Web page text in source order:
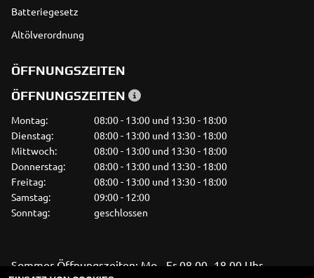
Batteriegesetz
Altölverordnung
ÖFFNUNGSZEITEN
ÖFFNUNGSZEITEN
Montag:
08:00 - 13:00 und 13:30 - 18:00
Dienstag:
08:00 - 13:00 und 13:30 - 18:00
Mittwoch:
08:00 - 13:00 und 13:30 - 18:00
Donnerstag:
08:00 - 13:00 und 13:30 - 18:00
Freitag:
08:00 - 13:00 und 13:30 - 18:00
Samstag:
09:00 - 12:00
Sonntag:
geschlossen
Sommer Öffnungszeiten: Mo - Fr 08.00 -18.00 Uhr